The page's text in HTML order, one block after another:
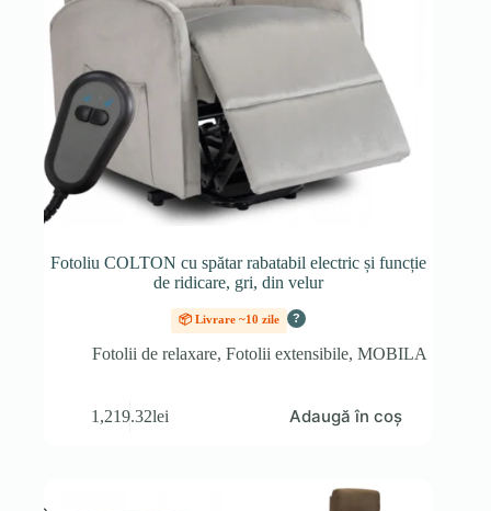
Fotoliu COLTON cu spătar rabatabil electric și funcție
de ridicare, gri, din velur
📦 Livrare ~10 zile ?
Fotolii de relaxare,Fotolii extensibile,MOBILA
1,219.32lei Adaugă în coș